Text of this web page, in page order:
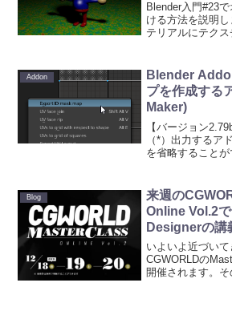
Blender入門#23
ける方法を説明
テリアルにテク
きです。Step 1
明してい...
Addon
Blender
プを作成する
Maker)
【バージョン
（*）出力するア
を省略することが
機能としては同
す...
Blog
来週の
Online Vol.2
Designerの講
いよいよ近づい
CGWORLDの
開催されます。